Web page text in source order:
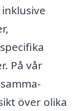
På vår
över olika